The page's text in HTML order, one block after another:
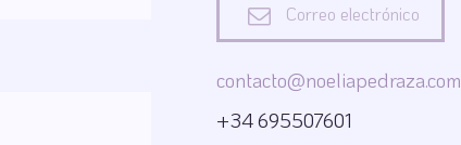
Correo electrónico
contacto@noeliapedraza.com
+34 695507601